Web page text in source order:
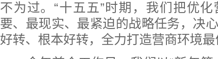
不为过。“十五五”时期，我们把优
要、最现实、最紧迫的战略任务，决
好转、根本好转，全力打造营商环境